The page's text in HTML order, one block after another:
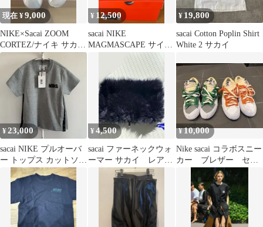
現在 ¥9,000
NIKE×Sacai ZOOM
CORTEZ/ナイキ サカイ
27cm 格安
¥ 12,500
sacai NIKE
MAGMASCAPE サイズ
¥ 19,800
sacai Cotton Poplin Shirt
White 2 サカイ
¥23,000
sacai NIKE プルオーバ
ー トップス カットソー
グレー xs
¥4,500
sacai ファーネックウォ
ーマー サカイ レア
¥10,000
Nike sacai コラボスニー
カー ブレザー セッ